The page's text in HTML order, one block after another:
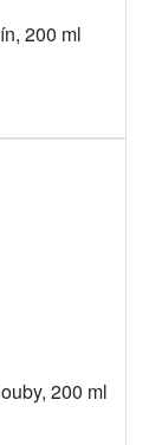
200 ml
200 ml